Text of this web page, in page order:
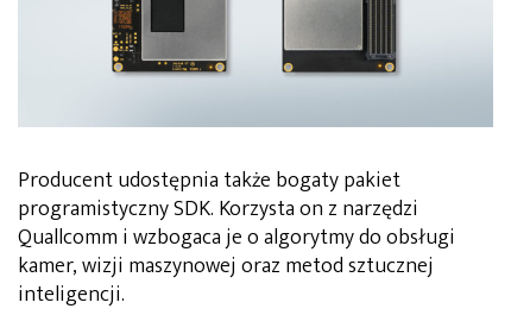
Producent udostępnia także bogaty pakiet
programistyczny SDK. Korzysta on z narzędzi
Quallcomm i wzbogaca je o algorytmy do obsługi
kamer, wizji maszynowej oraz metod sztucznej
inteligencji.